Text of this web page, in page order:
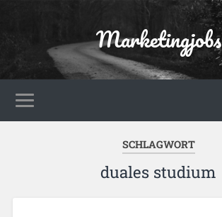
Marketingjobs
SCHLAGWORT
duales studium